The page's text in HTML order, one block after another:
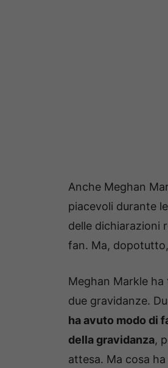
Anche Meghan
piacevoli durante
delle dichiarazioni
fan. Ma,
Meghan Markle
due gravidanze.
ha avuto modo di
della gravidanza,
attesa. Ma cosa ha